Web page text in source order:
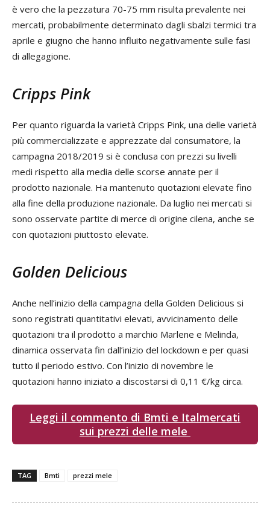
è vero che la pezzatura 70-75 mm risulta prevalente nei
mercati, probabilmente determinato dagli sbalzi termici tra
aprile e giugno che hanno influito negativamente sulle fasi
di allegagione.
Cripps Pink
Per quanto riguarda la varietà Cripps Pink, una delle varietà
più commercializzate e apprezzate dal consumatore, la
campagna 2018/2019 si è conclusa con prezzi su livelli
medi rispetto alla media delle scorse annate per il
prodotto nazionale. Ha mantenuto quotazioni elevate fino
alla fine della produzione nazionale. Da luglio nei mercati si
sono osservate partite di merce di origine cilena, anche se
con quotazioni piuttosto elevate.
Golden Delicious
Anche nell’inizio della campagna della Golden Delicious si
sono registrati quantitativi elevati, avvicinamento delle
quotazioni tra il prodotto a marchio Marlene e Melinda,
dinamica osservata fin dall’inizio del lockdown e per quasi
tutto il periodo estivo. Con l’inizio di novembre le
quotazioni hanno iniziato a discostarsi di 0,11 €/kg circa.
Leggi il commento di Bmti e Italmercati
sui prezzi delle mele
TAG Bmti prezzi mele